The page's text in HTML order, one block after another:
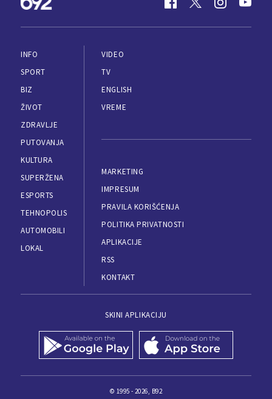
INFO
SPORT
BIZ
ŽIVOT
ZDRAVLJE
PUTOVANJA
KULTURA
SUPERŽENA
ESPORTS
TEHNOPOLIS
AUTOMOBILI
LOKAL
VIDEO
TV
ENGLISH
VREME
MARKETING
IMPRESUM
PRAVILA KORIŠĆENJA
POLITIKA PRIVATNOSTI
APLIKACIJE
RSS
KONTAKT
SKINI APLIKACIJU
© 1995 - 2026, B92